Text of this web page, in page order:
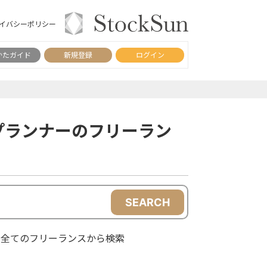
バシーポリシー
たガイド 新規登録 ログイン
ンナーのフリーラン
SEARCH
全てのフリーランスから検索